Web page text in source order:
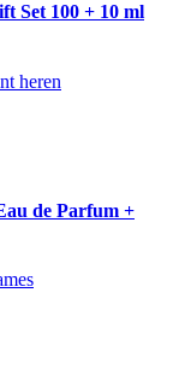
Set 100 + 10 ml
heren
de Parfum +